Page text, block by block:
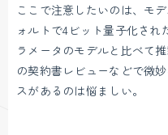
ここで注意したいのは、モ
ォルトで4ビット量子化さ
ラメータのモデルと比べて
の契約書レビューなどで微
スがあるのは悩ましい。